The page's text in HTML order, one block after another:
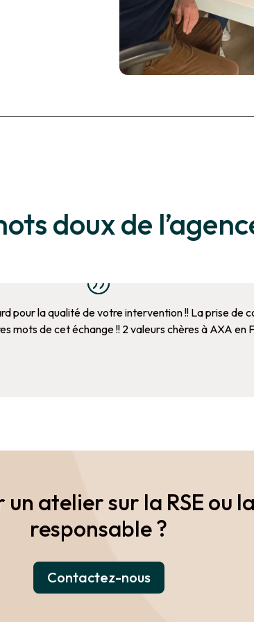
doux de
pour la qualité de votre intervention !! La prise de
mots de cet échange !! 2 valeurs chères à AXA en
atelier sur la RSE ou
responsable ?
Contactez-nous